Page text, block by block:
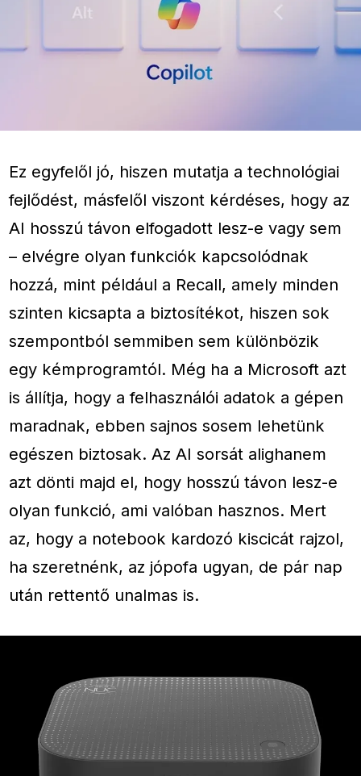
Ez egyfelől jó, hiszen mutatja a technológiai
fejlődést, másfelől viszont kérdéses, hogy az
AI hosszú távon elfogadott lesz-e vagy sem
– elvégre olyan funkciók kapcsolódnak
hozzá, mint például a Recall, amely minden
szinten kicsapta a biztosítékot, hiszen sok
szempontból semmiben sem különbözik
egy kémprogramtól. Még ha a Microsoft azt
is állítja, hogy a felhasználói adatok a gépen
maradnak, ebben sajnos sosem lehetünk
egészen biztosak. Az AI sorsát alighanem
azt dönti majd el, hogy hosszú távon lesz-e
olyan funkció, ami valóban hasznos. Mert
az, hogy a notebook kardozó kiscicát rajzol,
ha szeretnénk, az jópofa ugyan, de pár nap
után rettentő unalmas is.